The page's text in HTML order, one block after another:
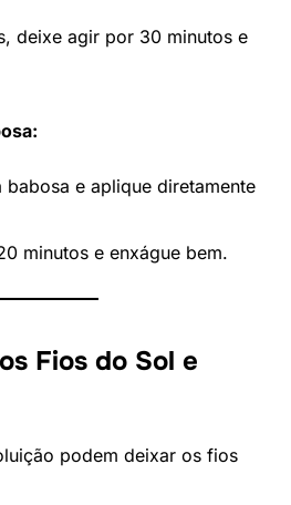
deixe agir por 30 minutos e
babosa e aplique diretamente
minutos e enxágue bem.
Fios do Sol e
podem deixar os fios